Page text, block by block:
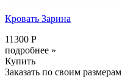
Кровать Зарина
11300 Р
подробнее »
Купить
Заказать по своим размерам